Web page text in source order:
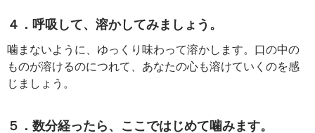
４．呼吸して、溶かしてみましょう。
噛まないように、ゆっくり味わって溶かします。口の中の
ものが溶けるのにつれて、あなたの心も溶けていくのを感
じましょう。
５．数分経ったら、ここではじめて噛みます。